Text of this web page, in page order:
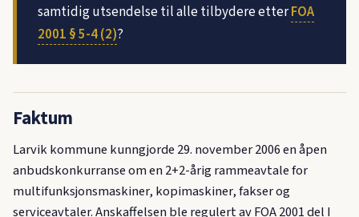
samtidig utsendelse til alle tilbydere etterFOA
2001 § 5-4 (2)?
Faktum
Larvik kommune kunngjorde 29. november 2006 en åpen
anbudskonkurranse om en 2+2-årig rammeavtale for
multifunksjonsmaskiner, kopimaskiner, fakser og
serviceavtaler. Anskaffelsen ble regulert av FOA 2001 del I